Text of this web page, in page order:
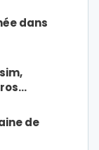
dans
de